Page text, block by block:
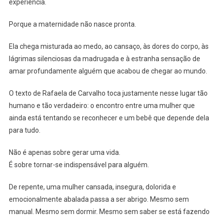
experiência.
Porque a maternidade não nasce pronta.
Ela chega misturada ao medo, ao cansaço, às dores do corpo, às
lágrimas silenciosas da madrugada e à estranha sensação de
amar profundamente alguém que acabou de chegar ao mundo.
O texto de Rafaela de Carvalho toca justamente nesse lugar tão
humano e tão verdadeiro: o encontro entre uma mulher que
ainda está tentando se reconhecer e um bebê que depende dela
para tudo.
Não é apenas sobre gerar uma vida.
É sobre tornar-se indispensável para alguém.
De repente, uma mulher cansada, insegura, dolorida e
emocionalmente abalada passa a ser abrigo. Mesmo sem
manual. Mesmo sem dormir. Mesmo sem saber se está fazendo